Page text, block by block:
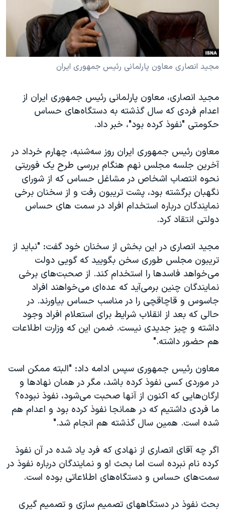
فرهنگ و زندگی
حقوق شهروندی
اقتصادی
علم و فناوری
گالری عکس
آرشیو پخش زنده
مستندها
انتخابات ریاست جمهوری آمریکا ۲۰۲۴
حمله جمهوری اسلامی به اسرائیل
رمز مهسا
اعتراضات زن، زندگی، آزادی
مجموعه مستندهای دادخواهی
دادگاه حمید نوری
چهل سال گروگان‌گیری
قانون شفافیت دارائی کادر رهبری ایران
اعتراضات مردمی آبان ۹۸
اسرائیل در جنگ
نرگس محمدی برنده جایزه نوبل صلح
همایش محافظه‌کاران آمریکا «سی‌پک»
صفحه‌های ویژه
سفر پرزیدنت ترامپ به چین
دنبال کنید
مجید انصاری معاون پارلمانی رئیس جمهوری ایران
مجید انصاری، معاون پارلمانی رئیس جمهوری ایران از
اعدام فردی که سال گذشته به دستگاه‌های حساس
حکومتی "نفوذ کرده بود"، خبر داد.
معاون رئیس جمهوری ایران روز سه‌شنبه، چهارم خرداد در
آخرین جلسه مجلس نهم هنگام بررسی طرح یک فوریتی
نحوه انتصاب اشخاص در مشاغل حساس که از شورای
نگهبان برگشته بود، پشت تریبون رفت و از سخنان برخی
نمایندگان درباره استخدام افراد در سمت های حساس
دولتی انتقاد کرد.
مجید انصاری در این بخش از سخنان خود گفت: "نباید از
تریبون مجلس طوری سخن بگویید که گویی دولت
می‌خواهد فاسدها را استخدام کند. از صحبت‌های برخی
نمایندگان چنین برمی‌آید که عده‌ای می‌خواهند افراد
جاسوس و قاچاقچی را در مناسب حساس بیاورند. در
حالی که بعد از انقلاب شرایط برای استعلام افراد وجود
داشته و چيز جديدی نيست. ضمن این که وزارت اطلاعات
هم حضور داشته."
معاون رئیس جمهوری سپس ادامه داد: "البته ممکن است
در موردی کسی نفوذ کرده باشد، مگر در همان نهادها و
ارگان‌هایی که اکنون از آنها صحبت می‌شود، نفوذ نبوده؟
ما فردی داشتیم که در همانجا نفوذ کرده بود و اعدام هم
شده است. همین سال گذشته هم انجام شد."
اگر چه آقای انصاری از نهادی که فرد یاد شده در آن نفوذ
کرده نام نبرده است اما بحث او و نمایندگان درباره نفوذ در
سمت‌های حساس و دستگاه‌های اطلاعاتی بوده است.
بحث نفوذ در دستگاههای تصمیم سازی و تصمیم گیری